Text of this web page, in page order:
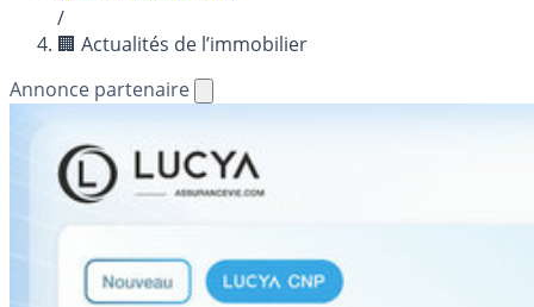
/
🏢 Actualités de l’immobilier
Annonce partenaire